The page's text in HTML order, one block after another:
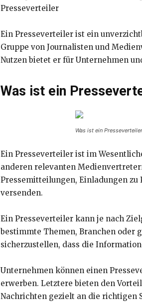
Presseverteiler
Ein Presseverteiler ist ein
Gruppe von Journalisten und
Nutzen bietet er für Unternehmen
Was ist ein
Was ist ein
Ein Presseverteiler ist im
anderen relevanten
Pressemitteilungen, Einladungen
versenden.
Ein Presseverteiler kann je nach
bestimmte Themen, Branchen oder
sicherzustellen, dass die
Unternehmen können einen
erwerben. Letztere bieten den
Nachrichten gezielt an die richtigen